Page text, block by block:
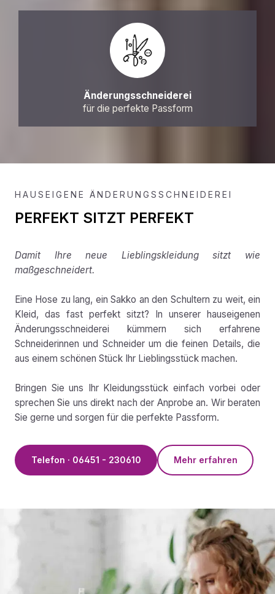
Änderungsschneiderei
für die perfekte Passform
HAUSEIGENE ÄNDERUNGSSCHNEIDEREI
PERFEKT SITZT PERFEKT
Damit Ihre neue Lieblingskleidung sitzt wie
maßgeschneidert.
Eine Hose zu lang, ein Sakko an den Schultern zu weit, ein
Kleid, das fast perfekt sitzt? In unserer hauseigenen
Änderungsschneiderei kümmern sich erfahrene
Schneiderinnen und Schneider um die feinen Details, die
aus einem schönen Stück Ihr Lieblingsstück machen.
Bringen Sie uns Ihr Kleidungsstück einfach vorbei oder
sprechen Sie uns direkt nach der Anprobe an. Wir beraten
Sie gerne und sorgen für die perfekte Passform.
Telefon · 06451 - 230610 Mehr erfahren